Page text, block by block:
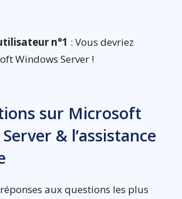
n°1 : Vous devriez
Windows Server !
sur Microsoft
& l’assistance
aux questions les plus